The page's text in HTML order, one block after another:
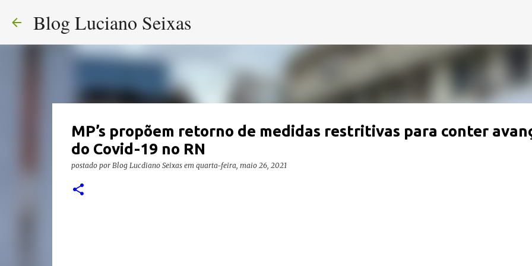
Blog Luciano Seixas
MP’s propõem retorno de medidas restritivas para conter
do Covid-19 no RN
postado por Blog Lucdiano Seixas em quarta-feira, maio 26, 2021